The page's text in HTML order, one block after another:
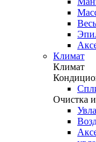
Климат
Климат
Очистка